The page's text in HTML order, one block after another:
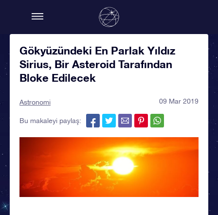
Gökyüzündeki En Parlak Yıldız
Sirius, Bir Asteroid Tarafından
Bloke Edilecek
Astronomi 09 Mar 2019
Bu makaleyi paylaş: